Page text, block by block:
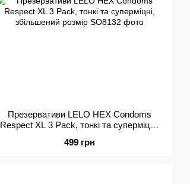
Презервативи LELO HEX Condoms
Respect XL 3 Pack, тонкі та суперміцні,
499 грн